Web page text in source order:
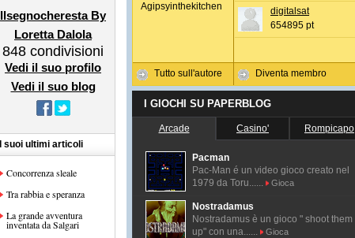
Ilsegnocheresta By
Loretta Dalola
848 condivisioni
Vedi il suo profilo
Vedi il suo blog
I suoi ultimi articoli
Concorrenza sleale
Tra rabbia e speranza
La grande avventura
inventata da Salgari
Agipsyinthekitchen
Tutto sull'autore
digitalsat
654895 pt
Diventa membro
I GIOCHI SU PAPERBLOG
Arcade Casino' Rompicapo
Pacman
Pac-Man é un video gioco creato nel
1979 da Toru......
Gioca
Nostradamus
Nostradamus è un gioco " shoot them
up" con una......
Gioca